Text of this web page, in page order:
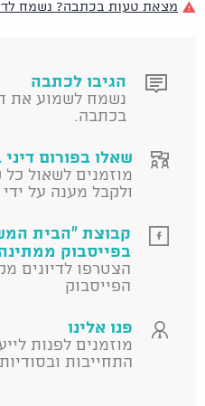
מצאת טעות בכתבה? נשמח
הגיבו לכתבה
נשמח לשמוע את
בכתבה.
שאלו בפורום דיני
מוזמנים לשאול
ולקבל מענה על ידי
קבוצת "הבית
בפייסבוק
הצטרפו לדיונים
הפייסבוק
פנו אלינו
מוזמנים לפנות
התחייבות